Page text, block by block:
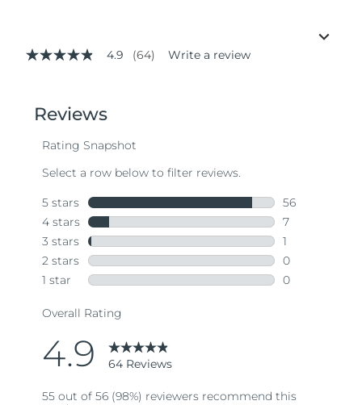
4.9
stars,
average
value.
Same
page
link.
4.9 (64) Write a review